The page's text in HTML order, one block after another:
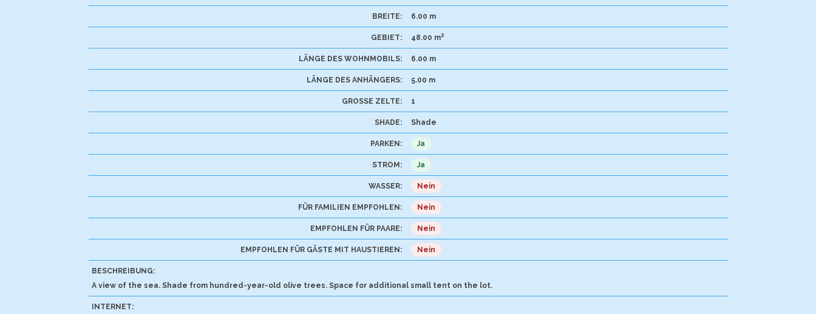
BREITE: 6.00 m
GEBIET: 48.00 m2
LÄNGE DES WOHNMOBILS: 6.00 m
LÄNGE DES ANHÄNGERS: 5.00 m
GROSSE ZELTE: 1
SHADE: Shade
PARKEN: Ja
STROM: Ja
WASSER: Nein
FÜR FAMILIEN EMPFOHLEN: Nein
EMPFOHLEN FÜR PAARE: Nein
EMPFOHLEN FÜR GÄSTE MIT HAUSTIEREN: Nein
BESCHREIBUNG:
A view of the sea. Shade from hundred-year-old olive trees. Space for additional small tent on the lot.
INTERNET: